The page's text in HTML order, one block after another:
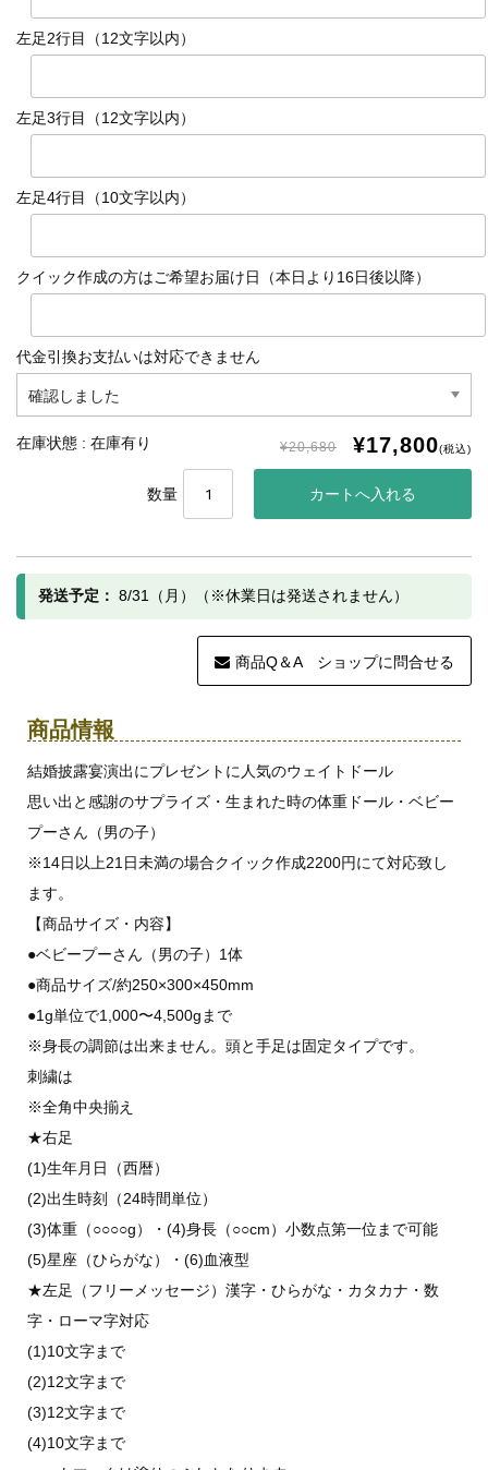
左足2行目（12文字以内）
左足3行目（12文字以内）
左足4行目（10文字以内）
クイック作成の方はご希望お届け日（本日より16日後以降）
代金引換お支払いは対応できません
在庫状態 : 在庫有り ¥20,680 ¥17,800(税込)
数量
発送予定： 8/31（月）（※休業日は発送されません）
商品Q＆A ショップに問合せる
商品情報
結婚披露宴演出にプレゼントに人気のウェイトドール
思い出と感謝のサプライズ・生まれた時の体重ドール・ベビー
プーさん（男の子）
※14日以上21日未満の場合クイック作成2200円にて対応致し
ます。
【商品サイズ・内容】
●ベビープーさん（男の子）1体
●商品サイズ/約250×300×450mm
●1g単位で1,000〜4,500gまで
※身長の調節は出来ません。頭と手足は固定タイプです。
刺繍は
※全角中央揃え
★右足
(1)生年月日（西暦）
(2)出生時刻（24時間単位）
(3)体重（○○○○g）・(4)身長（○○cm）小数点第一位まで可能
(5)星座（ひらがな）・(6)血液型
★左足（フリーメッセージ）漢字・ひらがな・カタカナ・数
字・ローマ字対応
(1)10文字まで
(2)12文字まで
(3)12文字まで
(4)10文字まで